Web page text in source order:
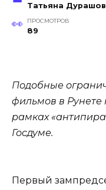
Татьяна
ПРОСМОТРОВ
89
Подобные
фильмов в Рунете
рамках
Госдуме.
Первый